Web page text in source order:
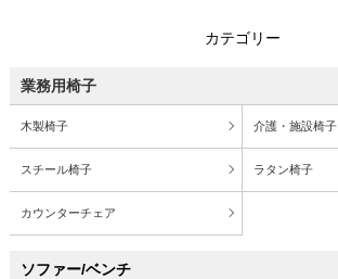
カテゴリー
業務用椅子
木製椅子 介護・施設椅子
スチール椅子 ラタン椅子
カウンターチェア
ソファー/ベンチ